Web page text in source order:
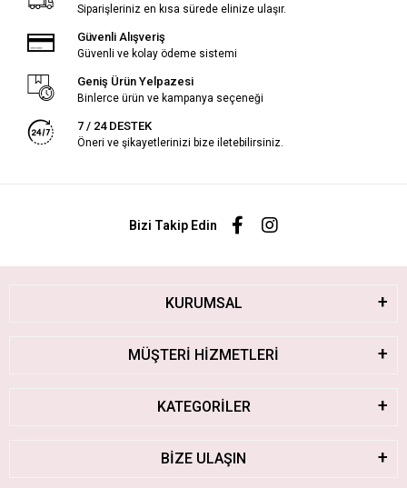
Siparişleriniz en kısa sürede elinize ulaşır.
Güvenli Alışveriş
Güvenli ve kolay ödeme sistemi
Geniş Ürün Yelpazesi
Binlerce ürün ve kampanya seçeneği
7 / 24 DESTEK
Öneri ve şikayetlerinizi bize iletebilirsiniz.
Bizi Takip Edin
KURUMSAL
MÜŞTERİ HİZMETLERİ
KATEGORİLER
BİZE ULAŞIN